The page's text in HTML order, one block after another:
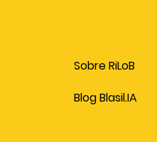
Sobre RiLoB
Blog Blasil.IA